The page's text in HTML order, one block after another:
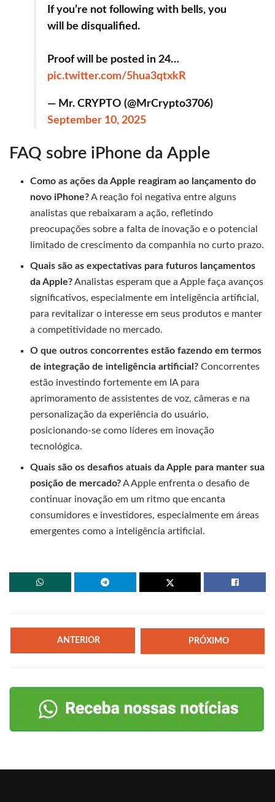
If you’re not following with bells, you
will be disqualified.
Proof will be posted in 24…
pic.twitter.com/5hua3qtxkR
— Mr. CRYPTO (@MrCrypto3706)
September 10, 2025
FAQ sobre iPhone da Apple
Como as ações da Apple reagiram ao lançamento do
novo iPhone?A reação foi negativa entre alguns
analistas que rebaixaram a ação, refletindo
preocupações sobre a falta de inovação e o potencial
limitado de crescimento da companhia no curto prazo.
Quais são as expectativas para futuros lançamentos
da Apple?Analistas esperam que a Apple faça avanços
significativos, especialmente em inteligência artificial,
para revitalizar o interesse em seus produtos e manter
a competitividade no mercado.
O que outros concorrentes estão fazendo em termos
de integração de inteligência artificial? Concorrentes
estão investindo fortemente em IA para
aprimoramento de assistentes de voz, câmeras e na
personalização da experiência do usuário,
posicionando-se como líderes em inovação
tecnológica.
Quais são os desafios atuais da Apple para manter sua
posição de mercado?A Apple enfrenta o desafio de
continuar inovação em um ritmo que encanta
consumidores e investidores, especialmente em áreas
emergentes como a inteligência artificial.
ANTERIOR PRÓXIMO